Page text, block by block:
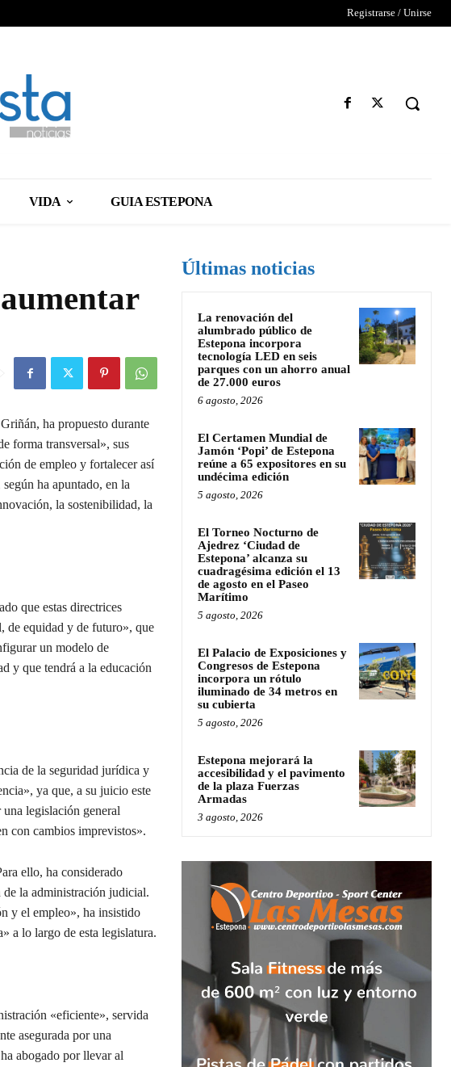
Registrarse / Unirse
VIDA GUIA ESTEPONA
ha propuesto durante
forma transversal», sus
de empleo y fortalecer así
ha apuntado, en la
la sostenibilidad, la
que estas directrices
de equidad y de futuro», que
un modelo de
y que tendrá a la educación
de la seguridad jurídica y
ya que, a su juicio este
legislación general
con cambios imprevistos».
ello, ha considerado
de la administración judicial.
y el empleo», ha insistido
a lo largo de esta legislatura.
«eficiente», servida
asegurada por una
abogado por llevar al
Últimas noticias
La renovación del
alumbrado público de
Estepona incorpora
tecnología LED en seis
parques con un ahorro anual
de 27.000 euros
6 agosto, 2026
El Certamen Mundial de
Jamón ‘Popi’ de Estepona
reúne a 65 expositores en su
undécima edición
5 agosto, 2026
El Torneo Nocturno de
Ajedrez ‘Ciudad de
Estepona’ alcanza su
cuadragésima edición el 13
de agosto en el Paseo
Marítimo
5 agosto, 2026
El Palacio de Exposiciones y
Congresos de Estepona
incorpora un rótulo
iluminado de 34 metros en
su cubierta
5 agosto, 2026
Estepona mejorará la
accesibilidad y el pavimento
de la plaza Fuerzas
Armadas
3 agosto, 2026